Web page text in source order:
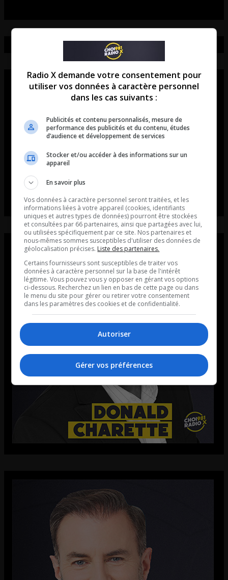
Radio X demande votre consentement pour
utiliser vos données à caractère personnel
dans les cas suivants :
Publicités et contenu personnalisés, mesure de
performance des publicités et du contenu, études
d’audience et développement de services
Stocker et/ou accéder à des informations sur un
appareil
En savoir plus
Vos données à caractère personnel seront traitées, et les
informations liées à votre appareil (cookies, identifiants
uniques et autres types de données) pourront être stockées
et consultées par 66 partenaires, ainsi que partagées avec lui,
ou utilisées spécifiquement par ce site. Nos partenaires et
nous-mêmes sommes susceptibles d'utiliser des données de
géolocalisation précises. Liste des partenaires.
Certains fournisseurs sont susceptibles de traiter vos
données à caractère personnel sur la base de l'intérêt
légitime. Vous pouvez vous y opposer en gérant vos options
ci-dessous. Recherchez un lien en bas de cette page ou dans
le menu du site pour gérer ou retirer votre consentement
dans les paramètres des cookies et de confidentialité.
Autoriser
Gérer vos préférences